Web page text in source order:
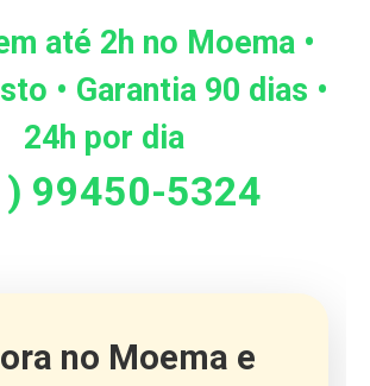
até 2h no Moema •
• Garantia 90 dias •
24h por dia
99450-5324
no Moema e